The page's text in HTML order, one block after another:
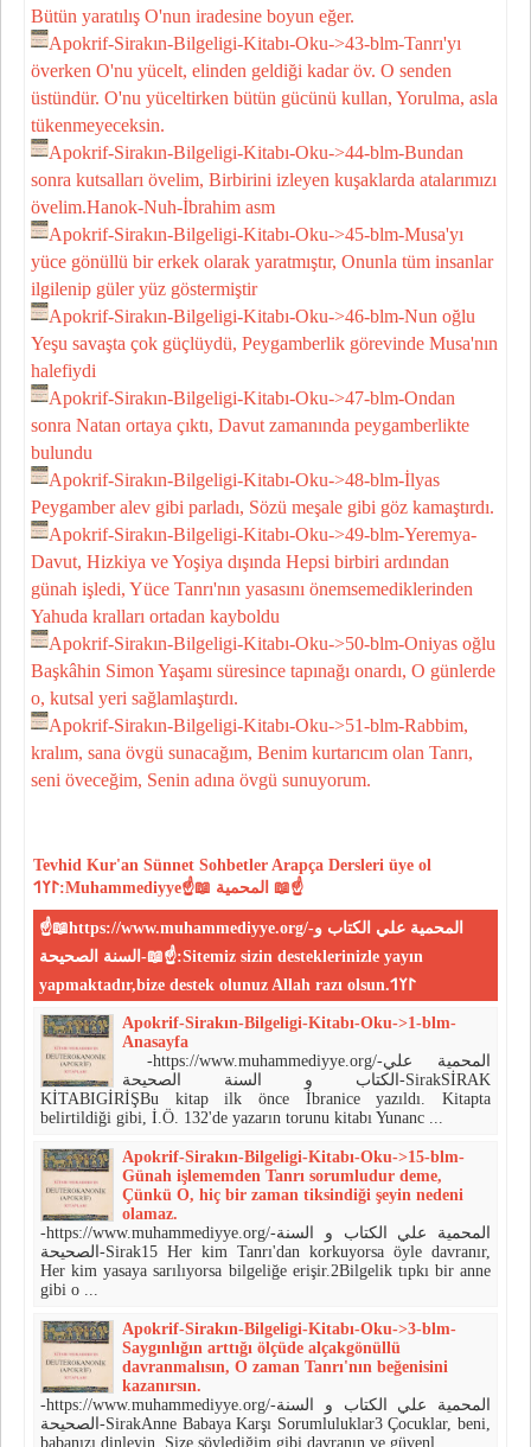
Bütün yaratılış O'nun iradesine boyun eğer.
Apokrif-Sirakın-Bilgeligi-Kitabı-Oku->43-blm-Tanrı'yı
överken O'nu yücelt, elinden geldiği kadar öv. O senden
üstündür. O'nu yüceltirken bütün gücünü kullan, Yorulma, asla
tükenmeyeceksin.
Apokrif-Sirakın-Bilgeligi-Kitabı-Oku->44-blm-Bundan
sonra kutsalları övelim, Birbirini izleyen kuşaklarda atalarımızı
övelim.Hanok-Nuh-İbrahim asm
Apokrif-Sirakın-Bilgeligi-Kitabı-Oku->45-blm-Musa'yı
yüce gönüllü bir erkek olarak yaratmıştır, Onunla tüm insanlar
ilgilenip güler yüz göstermiştir
Apokrif-Sirakın-Bilgeligi-Kitabı-Oku->46-blm-Nun oğlu
Yeşu savaşta çok güçlüydü, Peygamberlik görevinde Musa'nın
halefiydi
Apokrif-Sirakın-Bilgeligi-Kitabı-Oku->47-blm-Ondan
sonra Natan ortaya çıktı, Davut zamanında peygamberlikte
bulundu
Apokrif-Sirakın-Bilgeligi-Kitabı-Oku->48-blm-İlyas
Peygamber alev gibi parladı, Sözü meşale gibi göz kamaştırdı.
Apokrif-Sirakın-Bilgeligi-Kitabı-Oku->49-blm-Yeremya-
Davut, Hizkiya ve Yoşiya dışında Hepsi birbiri ardından
günah işledi, Yüce Tanrı'nın yasasını önemsemediklerinden
Yahuda kralları ortadan kayboldu
Apokrif-Sirakın-Bilgeligi-Kitabı-Oku->50-blm-Oniyas oğlu
Başkâhin Simon Yaşamı süresince tapınağı onardı, O günlerde
o, kutsal yeri sağlamlaştırdı.
Apokrif-Sirakın-Bilgeligi-Kitabı-Oku->51-blm-Rabbim,
kralım, sana övgü sunacağım, Benim kurtarıcım olan Tanrı,
seni öveceğim, Senin adına övgü sunuyorum.
Tevhid Kur'an Sünnet Sohbetler Arapça Dersleri üye ol
𐰃𐰠𐰯:Muhammediyye☝📖 المحمية 📖☝
☝📖https://www.muhammediyye.org/-المحمية علي الكتاب و
السنة الصحيحة-📖☝:Sitemiz sizin desteklerinizle yayın
yapmaktadır,bize destek olunuz Allah razı olsun.𐰃𐰠𐰯
Apokrif-Sirakın-Bilgeligi-Kitabı-Oku->1-blm-
Anasayfa
-https://www.muhammediyye.org/-المحمية علي
الكتاب و السنة الصحيحة-SirakSİRAK
KİTABIGİRİŞBu kitap ilk önce İbranice yazıldı. Kitapta
belirtildiği gibi, İ.Ö. 132'de ya­zarın torunu kitabı Yunanc ...
Apokrif-Sirakın-Bilgeligi-Kitabı-Oku->15-blm-
Günah işlememden Tanrı sorumludur deme,
Çünkü O, hiç bir zaman tiksindiği şeyin nedeni
olamaz.
-https://www.muhammediyye.org/-المحمية علي الكتاب و السنة
الصحيحة-Sirak15 Her kim Tanrı'dan korkuyorsa öyle davranır,
Her kim yasaya sarılıyorsa bilgeliğe erişir.2Bilgelik tıpkı bir anne
gibi o ...
Apokrif-Sirakın-Bilgeligi-Kitabı-Oku->3-blm-
Saygınlığın arttığı ölçüde alçakgönüllü
davranmalısın, O zaman Tanrı'nın beğenisini
kazanırsın.
-https://www.muhammediyye.org/-المحمية علي الكتاب و السنة
الصحيحة-SirakAnne Babaya Karşı Sorumluluklar3 Çocuklar, beni,
babanızı dinleyin, Size söylediğim gibi davranın ve güvenl ...